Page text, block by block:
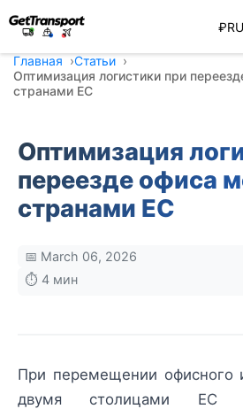
₽
Главная
Статьи
Оптимизация логистики при
странами ЕС
Оптимизация
переезде офиса
странами ЕС
📅 March 06, 2026
⏱️ 4 мин
При перемещении офисного
двумя столицами ЕС